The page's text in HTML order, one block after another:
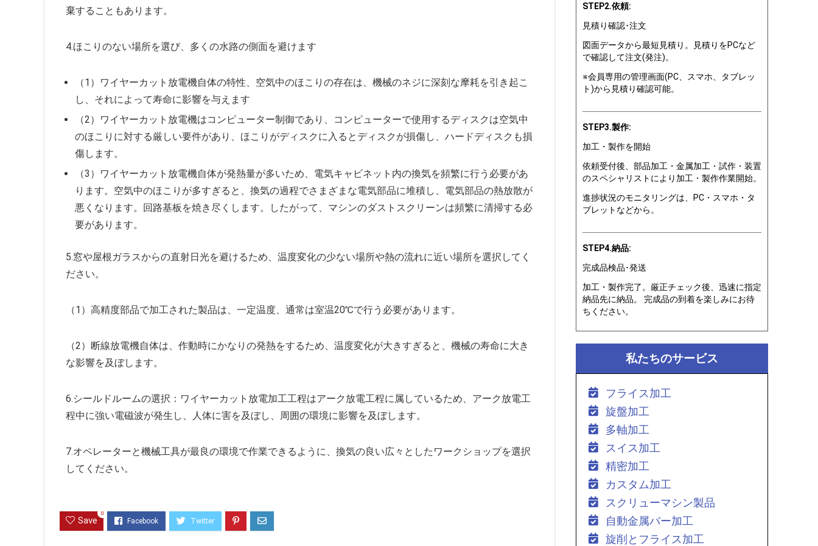
棄することもあります。
4.ほこりのない場所を選び、多くの水路の側面を避けます
（1）ワイヤーカット放電機自体の特性、空気中のほこりの存在は、機械のネジに深刻な摩耗を引き起こ
し、それによって寿命に影響を与えます
（2）ワイヤーカット放電機はコンピューター制御であり、コンピューターで使用するディスクは空気中
のほこりに対する厳しい要件があり、ほこりがディスクに入るとディスクが損傷し、ハードディスクも損
傷します。
（3）ワイヤーカット放電機自体が発熱量が多いため、電気キャビネット内の換気を頻繁に行う必要があ
ります。空気中のほこりが多すぎると、換気の過程でさまざまな電気部品に堆積し、電気部品の熱放散が
悪くなります。回路基板を焼き尽くします。したがって、マシンのダストスクリーンは頻繁に清掃する必
要があります。
5.窓や屋根ガラスからの直射日光を避けるため、温度変化の少ない場所や熱の流れに近い場所を選択してく
ださい。
（1）高精度部品で加工された製品は、一定温度、通常は室温20℃で行う必要があります。
（2）断線放電機自体は、作動時にかなりの発熱をするため、温度変化が大きすぎると、機械の寿命に大き
な影響を及ぼします。
6.シールドルームの選択：ワイヤーカット放電加工工程はアーク放電工程に属しているため、アーク放電工
程中に強い電磁波が発生し、人体に害を及ぼし、周囲の環境に影響を及ぼします。
7.オペレーターと機械工具が最良の環境で作業できるように、換気の良い広々としたワークショップを選択
してください。
Save
0
STEP2.依頼:
見積り確認･注文
図面データから最短見積り。見積りをPCなど
で確認して注文(発注)。
※会員専用の管理画面(PC、スマホ、タブレッ
ト)から見積り確認可能。
STEP3.製作:
加工・製作を開始
依頼受付後、部品加工・金属加工・試作・装置
のスペシャリストにより加工・製作作業開始。
進捗状況のモニタリングは、PC・スマホ・タ
ブレットなどから。
STEP4.納品:
完成品検品･発送
加工・製作完了。厳正チェック後、迅速に指定
納品先に納品。 完成品の到着を楽しみにお待
ちください。
私たちのサービス
フライス加工
旋盤加工
多軸加工
スイス加工
精密加工
カスタム加工
スクリューマシン製品
自動金属バー加工
旋削とフライス加工